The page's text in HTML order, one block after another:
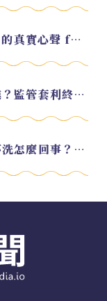
EP.219 從銀行高管轉職幣圈 KOL 的真實心聲 feat.龜大
EP.217 美元穩定幣未來會如何演進？監管套利終將收斂？feat. 研究員 余哲安
EP.213 川普大攪局：袋鼠市上沖下洗怎麼回事？feat. Alvin